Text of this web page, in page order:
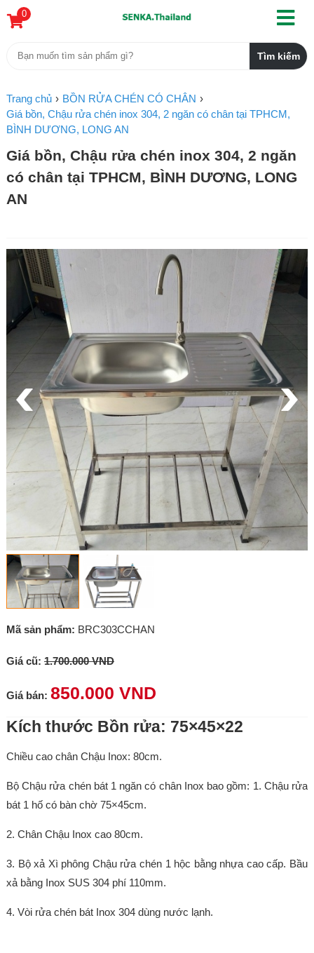
0
Trang chủ
BỒN RỬA CHÉN CÓ CHÂN
Giá bồn, Chậu rửa chén inox 304, 2 ngăn có chân tại TPHCM,
BÌNH DƯƠNG, LONG AN
Giá bồn, Chậu rửa chén inox 304, 2 ngăn
có chân tại TPHCM, BÌNH DƯƠNG, LONG
AN
Mã sản phẩm: BRC303CCHAN
Giá cũ: 1.700.000 VND
Giá bán: 850.000 VND
Kích thước Bồn rửa: 75×45×22
Chiều cao chân Chậu Inox: 80cm.
Bộ Chậu rửa chén bát 1 ngăn có chân Inox bao gồm: 1. Chậu rửa
bát 1 hố có bàn chờ 75×45cm.
2. Chân Chậu Inox cao 80cm.
3. Bộ xả Xì phông Chậu rửa chén 1 hộc bằng nhựa cao cấp. Bầu
xả bằng Inox SUS 304 phí 110mm.
4. Vòi rửa chén bát Inox 304 dùng nước lạnh.